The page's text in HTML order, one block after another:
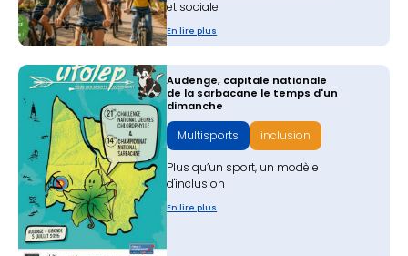
et sociale
En lire plus
​Audenge, capitale nationale
de la sarbacane le temps d'un
dimanche
Multisports inclusion
Plus qu’un sport, un modèle
d'inclusion
En lire plus